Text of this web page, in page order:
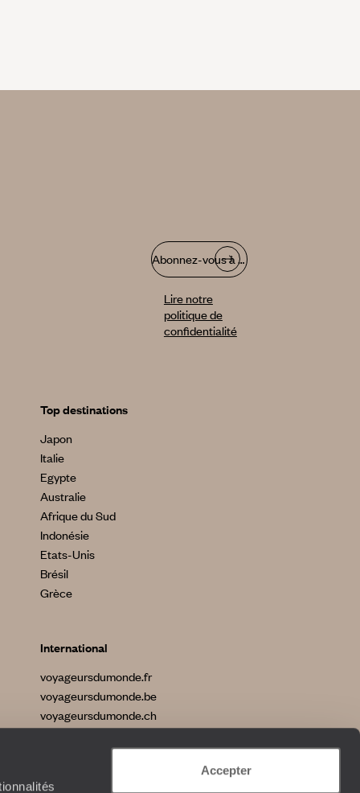
Accepter
Abonnez-vous à notre infolettre
Lire notre
politique de
confidentialité
Top destinations
Japon
Italie
Egypte
Australie
Afrique du Sud
Indonésie
Etats-Unis
Brésil
Grèce
International
voyageursdumonde.fr
voyageursdumonde.be
voyageursdumonde.ch
voyageursdumonde.com